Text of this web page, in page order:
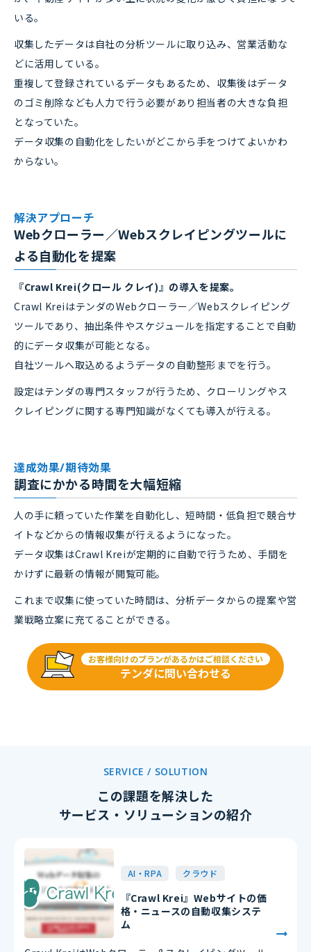
いる。
収集したデータは自社の分析ツールに取り込み、営業活動な
どに活用している。
重複して登録されているデータもあるため、収集後はデータ
のゴミ削除なども人力で行う必要があり担当者の大きな負担
となっていた。
データ収集の自動化をしたいがどこから手をつけてよいかわ
からない。
解決アプローチ
Webクローラー／Webスクレイピングツールに
よる自動化を提案
『Crawl Krei(クロール クレイ)』の導入を提案。
Crawl KreiはテンダのWebクローラー／Webスクレイピング
ツールであり、抽出条件やスケジュールを指定することで自動
的にデータ収集が可能となる。
自社ツールへ取込めるようデータの自動整形までを行う。
設定はテンダの専門スタッフが行うため、クローリングやス
クレイピングに関する専門知識がなくても導入が行える。
達成効果/期待効果
調査にかかる時間を大幅短縮
人の手に頼っていた作業を自動化し、短時間・低負担で競合サ
イトなどからの情報収集が行えるようになった。
データ収集はCrawl Kreiが定期的に自動で行うため、手間を
かけずに最新の情報が閲覧可能。
これまで収集に使っていた時間は、分析データからの提案や営
業戦略立案に充てることができる。
お客様向けのプランがあるかはご相談ください
テンダに問い合わせる
SERVICE / SOLUTION
この課題を解決した
サービス・ソリューションの紹介
AI・RPA クラウド
『Crawl Krei』Webサイトの価
格・ニュースの自動収集システ
ム